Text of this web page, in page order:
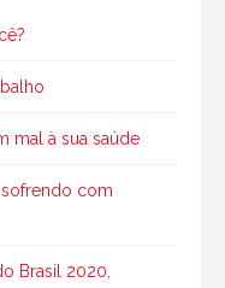
mal à sua saúde
com
Brasil 2020,